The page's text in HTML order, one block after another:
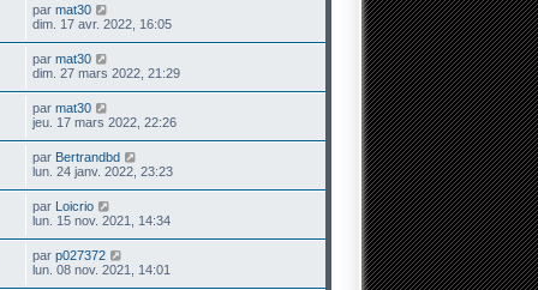
par mat30
dim. 17 avr. 2022, 16:05
par mat30
dim. 27 mars 2022, 21:29
par mat30
jeu. 17 mars 2022, 22:26
par Bertrandbd
lun. 24 janv. 2022, 23:23
par Loicrio
lun. 15 nov. 2021, 14:34
par p027372
lun. 08 nov. 2021, 14:01